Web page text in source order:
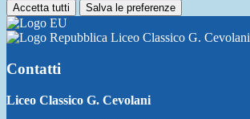
Accetta tutti Salva le preferenze
Liceo Classico G. Cevolani
Contatti
Liceo Classico G. Cevolani